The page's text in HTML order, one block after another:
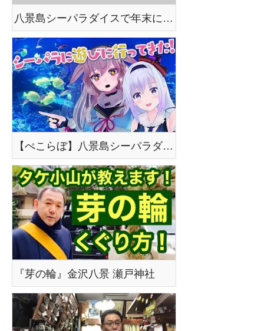
八景島シーパラダイスで年末に千円で売ってた福袋を買ってみた〜！
【ぺこらぼ】八景島シーパラダイスにいってきた！！
『芽の輪』金沢八景 瀬戸神社